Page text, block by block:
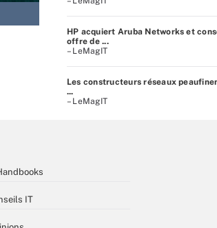
HP acquiert Aruba Networks et
offre de ...
– LeMagIT
Les constructeurs réseaux
...
– LeMagIT
IT